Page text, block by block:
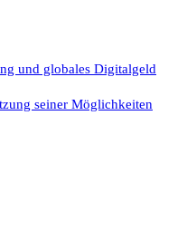
und globales Digitalgeld
seiner Möglichkeiten